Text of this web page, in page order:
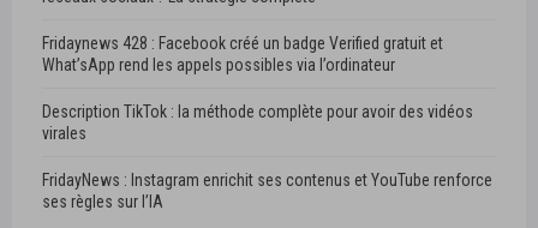
Fridaynews 428 : Facebook créé un badge Verified gratuit et
What’sApp rend les appels possibles via l’ordinateur
Description TikTok : la méthode complète pour avoir des vidéos
virales
FridayNews : Instagram enrichit ses contenus et YouTube renforce
ses règles sur l’IA